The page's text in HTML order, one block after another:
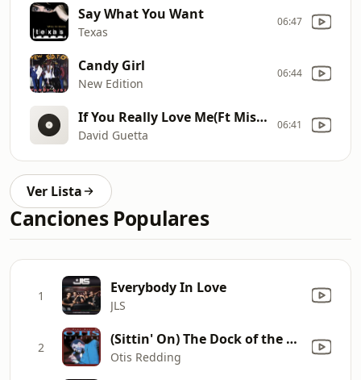
Say What You Want
Texas
06:47
Candy Girl
New Edition
06:44
If You Really Love Me(Ft MistaJam & John Newman)
David Guetta
06:41
Ver Lista
Canciones Populares
1 Everybody In Love
JLS
2 (Sittin' On) The Dock of the Bay
Otis Redding